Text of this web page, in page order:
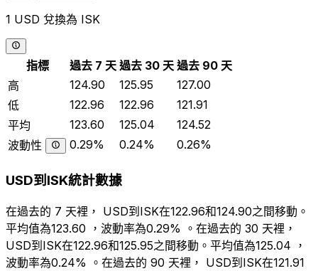
1 USD 兌換為 ISK
指標 過去 7 天 過去 30 天 過去 90 天
高
124.90 125.95
127.00
低
122.96 122.96
121.91
平均
123.60 125.04
124.52
波動性
0.29% 0.24% 0.26%
USD到ISK統計數據
在過去的 7 天裡， USD到ISK在122.96和124.90之間移動。
平均值為123.60 ，波動率為0.29% 。在過去的 30 天裡，
USD到ISK在122.96和125.95之間移動。平均值為125.04 ，
波動率為0.24% 。在過去的 90 天裡， USD到ISK在121.91